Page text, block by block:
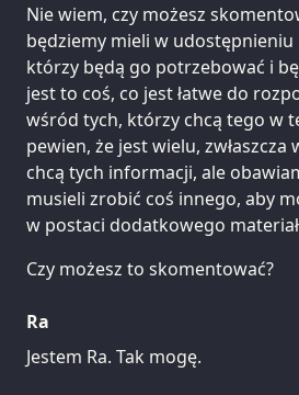
Nie wiem, czy możesz
będziemy mieli w udostępnieniu
którzy będą go potrzebować i
jest to coś, co jest łatwe do
wśród tych, którzy chcą tego w
pewien, że jest wielu,
chcą tych informacji, ale
musieli zrobić coś innego, aby
w postaci dodatkowego
Czy możesz to skomentować?
Ra
Jestem Ra. Tak mogę.